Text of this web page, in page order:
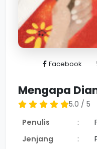
Facebook
Mengapa
5.0 / 5
Penulis
:
Jenjang
: